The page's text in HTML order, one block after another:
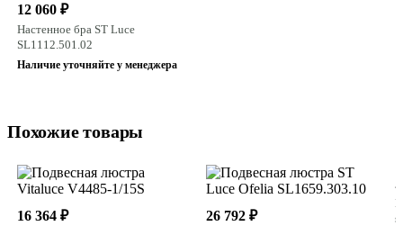
12 060 ₽
Настенное бра ST Luce
SL1112.501.02
Наличие уточняйте у менеджера
Похожие товары
16 364 ₽ 26 792 ₽